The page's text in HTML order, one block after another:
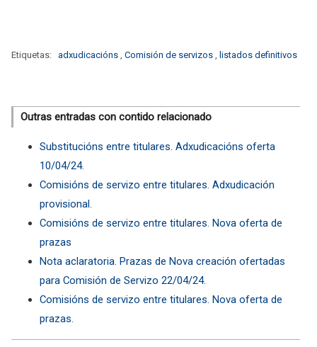
Etiquetas: adxudicacións Comisión de servizos listados definitivos
Outras entradas con contido relacionado
Substitucións entre titulares. Adxudicacións oferta
10/04/24.
Comisións de servizo entre titulares. Adxudicación
provisional.
Comisións de servizo entre titulares. Nova oferta de
prazas
Nota aclaratoria. Prazas de Nova creación ofertadas
para Comisión de Servizo 22/04/24.
Comisións de servizo entre titulares. Nova oferta de
prazas.